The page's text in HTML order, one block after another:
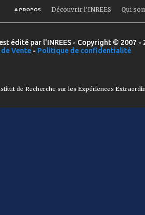
A PROPOS Découvrir l'INREES Qui
édité par l'INREES - Copyright © 2007
de Vente - Politique de confidentialité
de Recherche sur les Expériences